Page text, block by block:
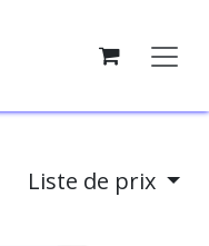
Liste de prix